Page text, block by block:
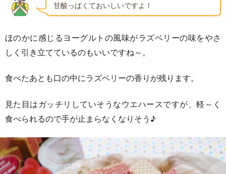
甘酸っぱくておいしいですよ！
ほのかに感じるヨーグルトの風味がラズベリーの味をやさ
しく引き立てているのもいいですね～。
食べたあとも口の中にラズベリーの香りが残ります。
見た目はガッチリしていそうなウエハースですが、軽～く
食べられるので手が止まらなくなりそう♪